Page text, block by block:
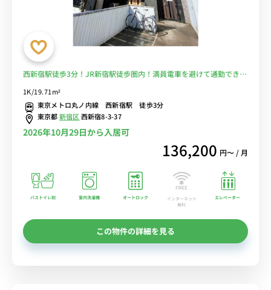
西新宿駅徒歩3分！JR新宿駅徒歩圏内！満員電車を避けて通勤できま
1K/19.71m²
東京メトロ丸ノ内線 西新宿駅 徒歩3分
東京都新宿区西新宿8-3-37
2026年10月29日から入居可
136,200 円〜 / 月
バストイレ別 室内洗濯機 オートロック
インターネット
無料
エレベーター
この物件の詳細を見る